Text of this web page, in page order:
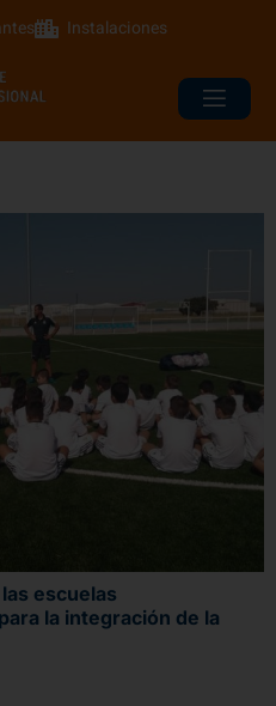
Instalaciones
escuelas
la integración de la